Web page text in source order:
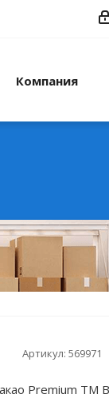
Компания
Артикул: 569971
Premium ТМ